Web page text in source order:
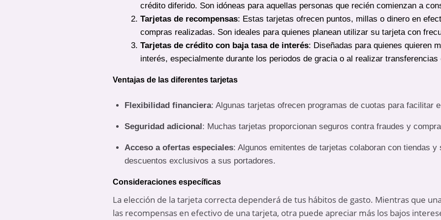
crédito diferido. Son idóneas para aquellas personas que recién comienzan a
Tarjetas de recompensas: Estas tarjetas ofrecen puntos, millas o dinero en
compras realizadas. Son ideales para quienes planean utilizar su tarjeta con
Tarjetas de crédito con baja tasa de interés: Diseñadas para quienes quieren
interés, especialmente durante los periodos de gracia o al realizar transferencias
Ventajas de las diferentes tarjetas
Flexibilidad financiera: Algunas tarjetas ofrecen programas de cuotas para facilitar
Seguridad adicional: Muchas tarjetas proporcionan seguros contra fraudes y
Acceso a ofertas especiales: Algunos emitentes de tarjetas colaboran con tiendas
descuentos exclusivos a sus portadores.
Consideraciones específicas
La elección de la tarjeta correcta dependerá de tus hábitos de gasto. Mientras que
las recompensas en efectivo de una tarjeta, otra puede apreciar más los bajos